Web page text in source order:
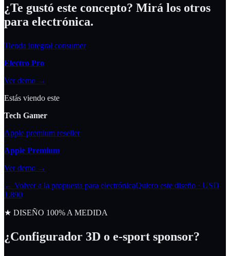
¿Te gustó este concepto? Mirá los otros
para electrónica.
Tienda integral consumer
Electro Pro
Ver demo →
Estás viendo este
Tech Gamer
Apple premium reseller
Apple Premium
Ver demo →
← Volver a la propuesta para electrónicaQuiero este diseño · USD
1.890
★ DISEÑO 100% A MEDIDA
¿Configurador 3D o e-sport sponsor?